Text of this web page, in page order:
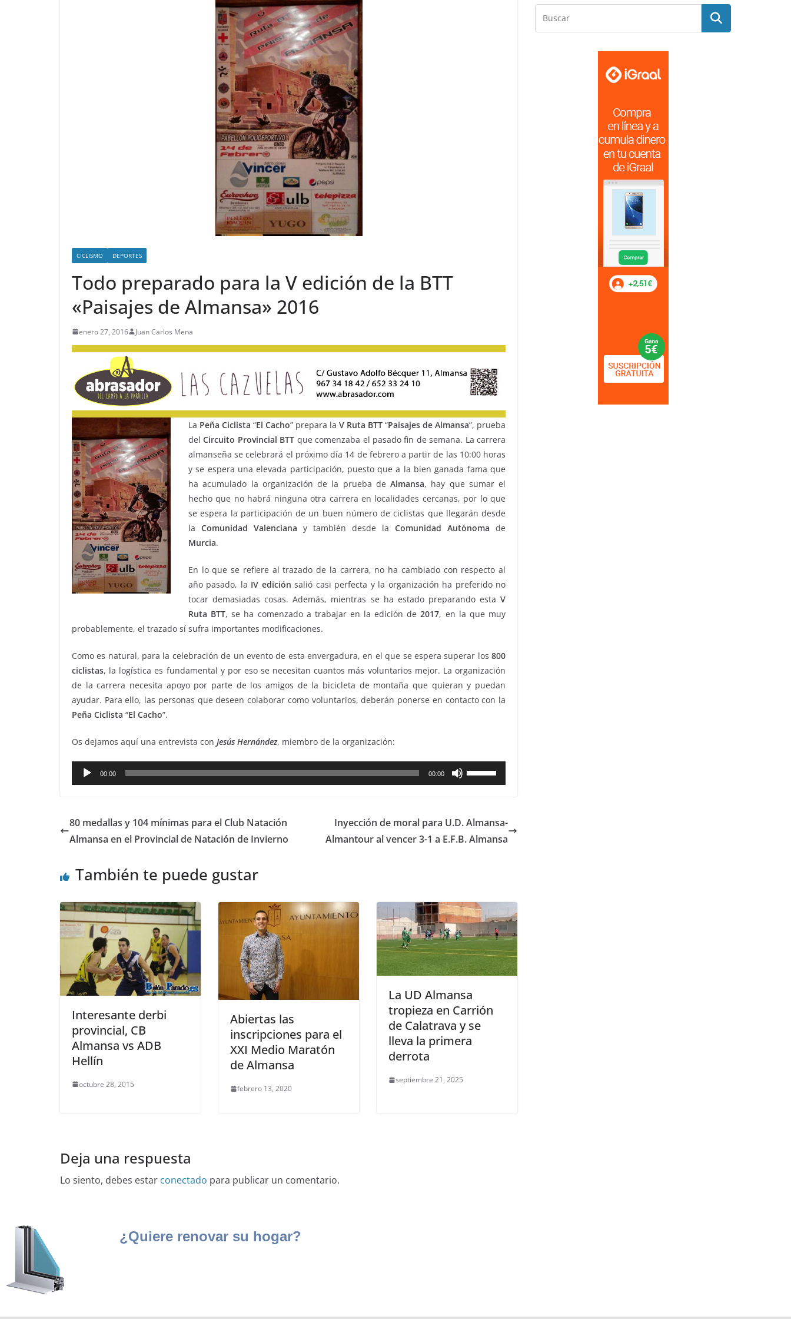
CICLISMO DEPORTES
Todo preparado para la V edición de la BTT
«Paisajes de Almansa» 2016
enero 27, 2016 Juan Carlos Mena
La Peña Ciclista “El Cacho” prepara la V Ruta BTT “Paisajes de Almansa”, prueba
delCircuito Provincial BTT que comenzaba el pasado fin de semana. La carrera
almanseña se celebrará el próximo día 14 de febrero a partir de las 10:00 horas
y se espera una elevada participación, puesto que a la bien ganada fama que
ha acumulado la organización de la prueba de Almansa, hay que sumar el
hecho que no habrá ninguna otra carrera en localidades cercanas, por lo que
se espera la participación de un buen número de ciclistas que llegarán desde
la Comunidad Valenciana y también desde la Comunidad Autónoma de
Murcia.
En lo que se refiere al trazado de la carrera, no ha cambiado con respecto al
año pasado, la IV edición salió casi perfecta y la organización ha preferido no
tocar demasiadas cosas. Además, mientras se ha estado preparando esta V
Ruta BTT, se ha comenzado a trabajar en la edición de2017, en la que muy
probablemente, el trazado sí sufra importantes modificaciones.
Como es natural, para la celebración de un evento de esta envergadura, en el que se espera superar los 800
ciclistas, la logística es fundamental y por eso se necesitan cuantos más voluntarios mejor. La organización
de la carrera necesita apoyo por parte de los amigos de la bicicleta de montaña que quieran y puedan
ayudar. Para ello, las personas que deseen colaborar como voluntarios, deberán ponerse en contacto con la
Peña Ciclista “El Cacho”.
Os dejamos aquí una entrevista con Jesús Hernández, miembro de la organización:
Reproductor
de
00:00 00:00
Utiliza
las
de
flecha
o
disminuir
el
volumen.
80 medallas y 104 mínimas para el Club Natación
Almansa en el Provincial de Natación de Invierno
Inyección de moral para U.D. Almansa-
Almantour al vencer 3-1 a E.F.B. Almansa
También te puede gustar
Interesante derbi
provincial, CB
Almansa vs ADB
Hellín
octubre 28, 2015
Abiertas las
inscripciones para el
XXI Medio Maratón
de Almansa
febrero 13, 2020
La UD Almansa
tropieza en Carrión
de Calatrava y se
lleva la primera
derrota
septiembre 21, 2025
Deja una respuesta
Lo siento, debes estar conectado para publicar un comentario.